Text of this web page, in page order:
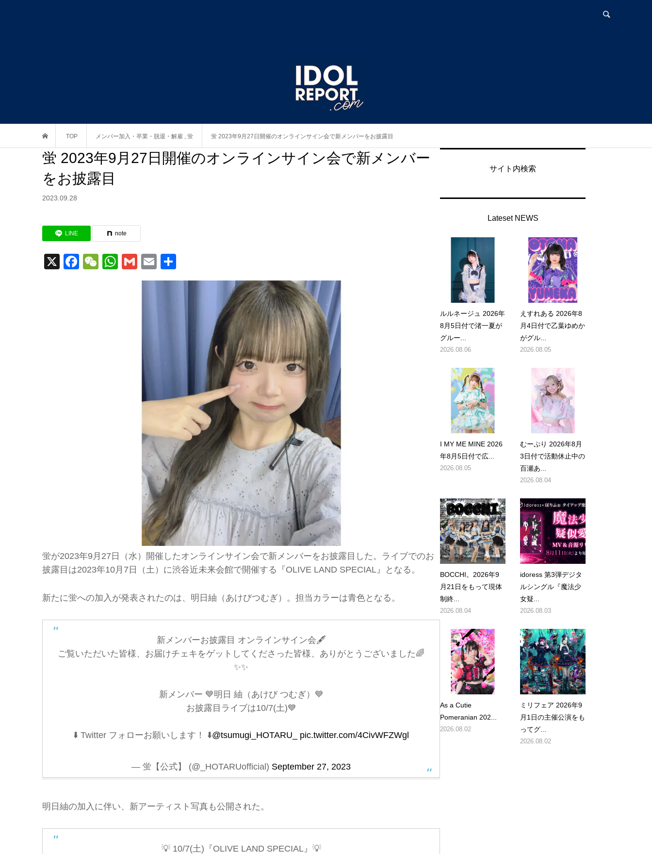
TOP メンバー加入・卒業・脱退・解雇 , 蛍 蛍 2023年9月27日開催のオンラインサイン会で新メンバーをお披露目
蛍 2023年9月27日開催のオンラインサイン会で新メンバー
をお披露目
2023.09.28
LINE note
X Facebook
WeChat
WhatsApp
GmailEmail
有
蛍が2023年9月27日（水）開催したオンラインサイン会で新メンバーをお披露目した。ライブでのお
披露目は2023年10月7日（土）に渋谷近未来会館で開催する『OLIVE LAND SPECIAL』となる。
新たに蛍への加入が発表されたのは、明日紬（あけびつむぎ）。担当カラーは青色となる。
新メンバーお披露目 オンラインサイン会🖋
ご覧いただいた皆様、お届けチェキをゲットしてくださった皆様、ありがとうございました🌈
✨✨
新メンバー 💙明日 紬（あけび つむぎ）💙
お披露目ライブは10/7(土)💙
⬇️ Twitter フォローお願いします！ ⬇️@tsumugi_HOTARU_ pic.twitter.com/4CivWFZWgl
— 蛍【公式】 (@_HOTARUofficial) September 27, 2023
明日紬の加入に伴い、新アーティスト写真も公開された。
💡 10/7(土)『OLIVE LAND SPECIAL』💡
サイト内検索
Lateset NEWS
ルルネージュ 2026年
8月5日付で渚一夏が
グルー...
2026.08.06
えすれある 2026年8
月4日付で乙葉ゆめか
がグル...
2026.08.05
I MY ME MINE 2026
年8月5日付で広...
2026.08.05
むーぷり 2026年8月
3日付で活動休止中の
百瀬あ...
2026.08.04
BOCCHI。2026年9
月21日をもって現体
制終...
2026.08.04
idoress 第3弾デジタ
ルシングル『魔法少
女疑...
2026.08.03
As a Cutie
Pomeranian 202...
2026.08.02
ミリフェア 2026年9
月1日の主催公演をも
ってグ...
2026.08.02